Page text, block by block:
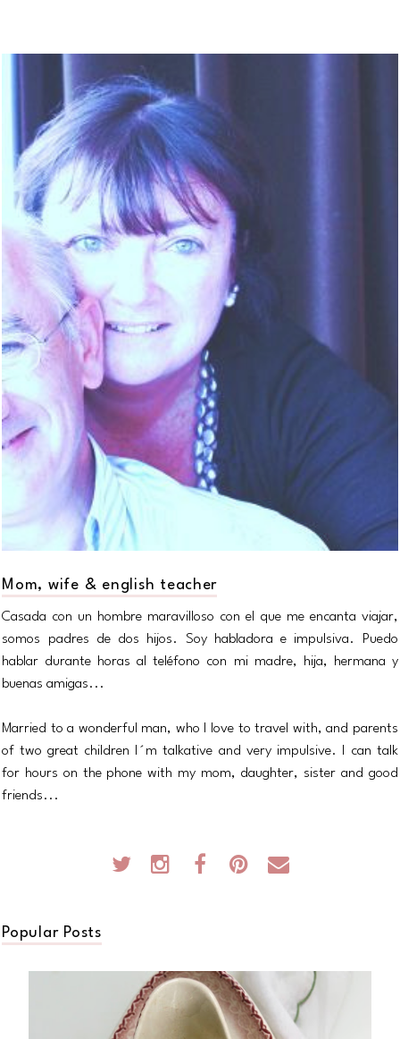
Mom, wife & english teacher
Casada con un hombre maravilloso con el que me encanta viajar,
somos padres de dos hijos. Soy habladora e impulsiva. Puedo
hablar durante horas al teléfono con mi madre, hija, hermana y
buenas amigas...
Married to a wonderful man, who I love to travel with, and parents
of two great children I´m talkative and very impulsive. I can talk
for hours on the phone with my mom, daughter, sister and good
friends...
Popular Posts